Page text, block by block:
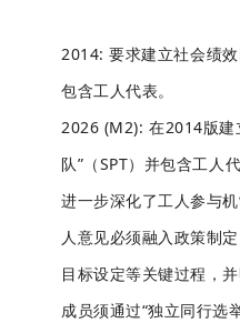
2014: 要求建立社会绩效
包含工人代表。
2026 (M2): 在2014版建
队”（SPT）并包含工人
进一步深化了工人参与
人意见必须融入政策制
目标设定等关键过程，
成员须通过“独立同行选